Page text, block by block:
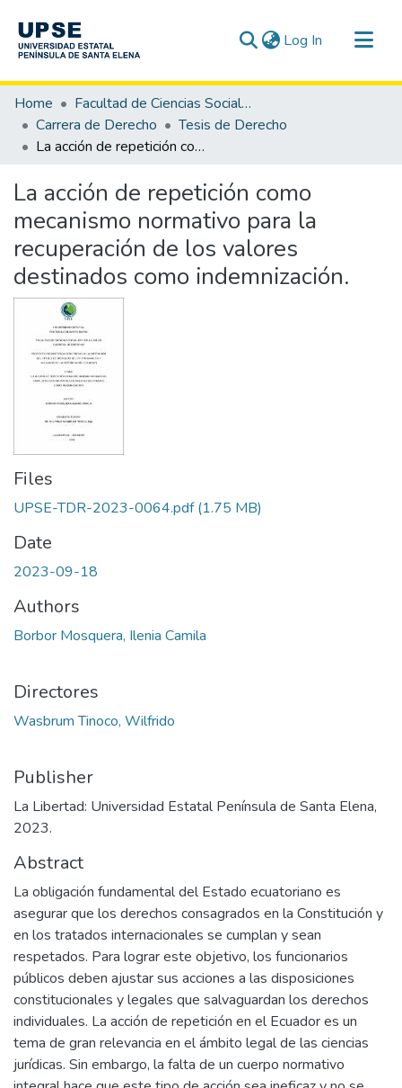
Log In (current)
Communities & Collections
All of DSpace
Statistics
Home
Facultad de Ciencias Sociales y de la Salud
Carrera de Derecho
Tesis de Derecho
La acción de repetición como mecanismo normativo para la recuperación de los valores destinados como indemnización.
La acción de repetición como
mecanismo normativo para la
recuperación de los valores
destinados como indemnización.
Files
UPSE-TDR-2023-0064.pdf(1.75 MB)
Date
2023-09-18
Authors
Borbor Mosquera, Ilenia Camila
Directores
Wasbrum Tinoco, Wilfrido
Publisher
La Libertad: Universidad Estatal Península de Santa Elena,
2023.
Abstract
La obligación fundamental del Estado ecuatoriano es
asegurar que los derechos consagrados en la Constitución y
en los tratados internacionales se cumplan y sean
respetados. Para lograr este objetivo, los funcionarios
públicos deben ajustar sus acciones a las disposiciones
constitucionales y legales que salvaguardan los derechos
individuales. La acción de repetición en el Ecuador es un
tema de gran relevancia en el ámbito legal de las ciencias
jurídicas. Sin embargo, la falta de un cuerpo normativo